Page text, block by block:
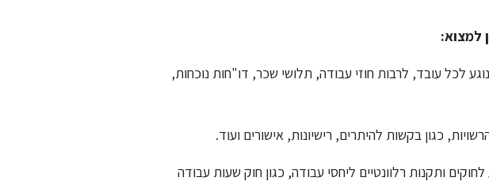
למצוא:
לכל עובד, לרבות חוזי עבודה, תלושי שכר, דו"חות נוכחות,
כגון בקשות להיתרים, רישיונות, אישורים ועוד.
ותקנות רלוונטיים ליחסי עבודה, כגון חוק שעות עבודה